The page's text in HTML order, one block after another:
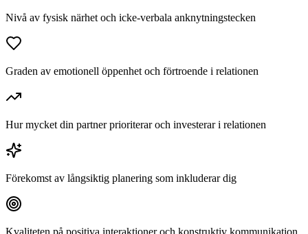
Nivå av fysisk närhet och icke-verbala anknytningstecken
Graden av emotionell öppenhet och förtroende i relationen
Hur mycket din partner prioriterar och investerar i relationen
Förekomst av långsiktig planering som inkluderar dig
Kvaliteten på positiva interaktioner och konstruktiv kommunikation